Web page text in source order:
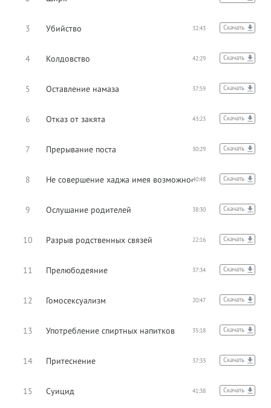
Скачать
32:43
3 Убийство
Скачать
42:29
4 Колдовство
Скачать
37:59
5 Оставление намаза
Скачать
43:23
6 Отказ от закята
Скачать
30:29
7 Прерывание поста
Скачать
40:48
8 Не совершение хаджа имея возможность
Скачать
38:30
9 Ослушание родителей
Скачать
22:16
10 Разрыв родственных связей
Скачать
37:34
11 Прелюбодеяние
Скачать
20:47
12 Гомосексуализм
Скачать
35:18
13 Употребление спиртных напитков
Скачать
37:33
14 Притеснение
Скачать
41:38
15 Суицид